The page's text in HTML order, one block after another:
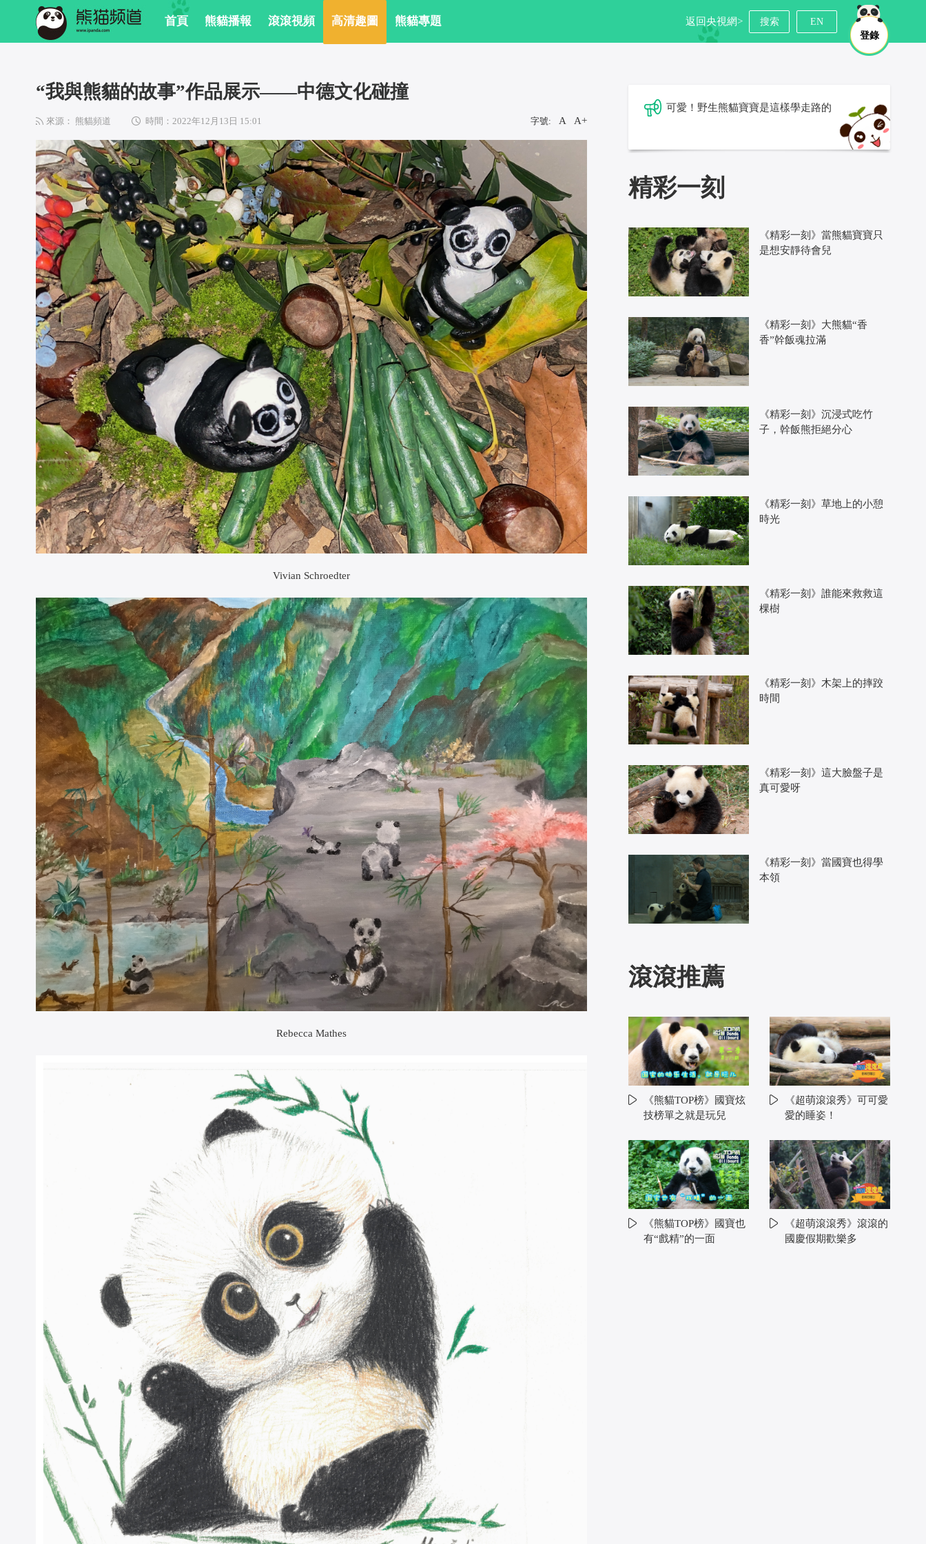
首頁 熊貓播報 滾滾視頻 高清趣圖 熊貓專題
登錄
返回央視網> 搜索 EN
“我與熊貓的故事”作品展示——中德文化碰撞
來源： 熊貓頻道 時間：2022年12月13日 15:01 字號: A A+
Vivian Schroedter
Rebecca Mathes
可愛！野生熊貓寶寶是這樣學走路的
精彩一刻
《精彩一刻》當熊貓寶寶只
是想安靜待會兒
《精彩一刻》大熊貓“香
香”幹飯魂拉滿
《精彩一刻》沉浸式吃竹
子，幹飯熊拒絕分心
《精彩一刻》草地上的小憩
時光
《精彩一刻》誰能來救救這
棵樹
《精彩一刻》木架上的摔跤
時間
《精彩一刻》這大臉盤子是
真可愛呀
《精彩一刻》當國寶也得學
本領
滾滾推薦
《熊貓TOP榜》國寶炫
技榜單之就是玩兒
《超萌滾滾秀》可可愛
愛的睡姿！
《熊貓TOP榜》國寶也
有“戲精”的一面
《超萌滾滾秀》滾滾的
國慶假期歡樂多